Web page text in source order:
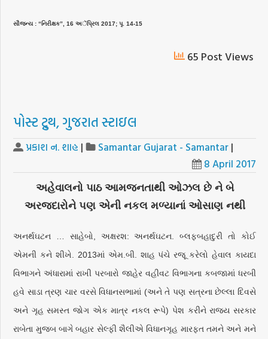
સૌજન્ય : “નિરીક્ષક”, 16 અૅપ્રિલ 2017; પૃ. 14-15
65 Post Views
પોસ્ટ ટ્રુથ, ગુજરાત સ્ટાઇલ
પ્રકાશ ન. શાહ | Samantar Gujarat - Samantar |
8 April 2017
અહેવાલનો પાઠ આમજનતાથી ઓઝલ છે ને બે
અરજદારોને પણ એની નકલ મળ્યાનાં ઓસાણ નથી
અનર્થઘટન … સાહેબો, અક્ષરશ: અનર્થઘટન. બ્લફબહાદુરી તો કોઈ
એમની કને શીખે. 2013માં એમ.બી. શાહ પંચે રજૂ કરેલો હેવાલ કાયદા
વિભાગને અંધારામાં રાખી પરબારો જાહેર વહીવટ વિભાગના કબજામાં ધરબી
હવે સાડા ત્રણ ચાર વરસે વિધાનસભામાં (અને તે પણ સત્રના છેલ્લા દિવસે
અને ગૃહ સમસ્ત જોગ એક માત્ર નકલ રૂપે) પેશ કરીને રાજ્ય સરકાર
રાબેતા મુજબ બાગે બહાર સેલ્ફી શૈલીએ વિધાનગૃહ મારફત તમને અને મને